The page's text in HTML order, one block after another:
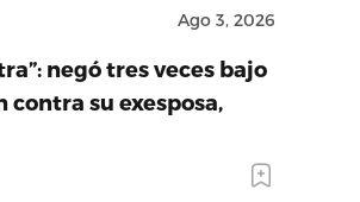
Ago 3, 2026
negó tres veces bajo
contra su exesposa,